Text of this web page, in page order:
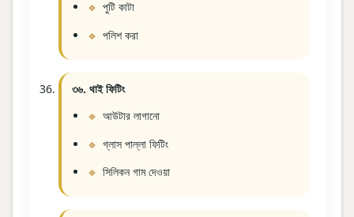
পুটি কাটা
পলিশ করা
৩৬. থাই ফিটিং
আউটার লাগানো
গ্লাস পাল্লা ফিটিং
সিলিকন গাম দেওয়া